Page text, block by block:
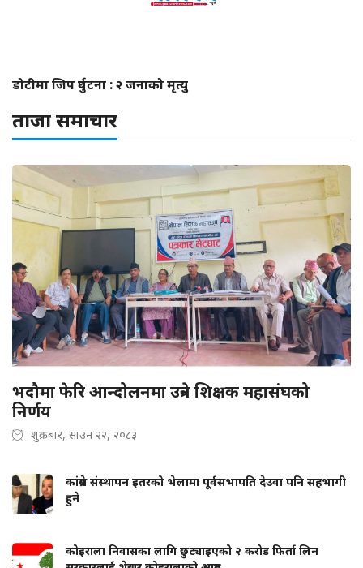
डोटीमा जिप दुर्घटना : २ जनाको मृत्यु
ताजा समाचार
भदौमा फेरि आन्दोलनमा उत्रने शिक्षक महासंघको
निर्णय
शुक्रबार, साउन २२, २०८३
कांग्रेस संस्थापन इतरको भेलामा पूर्वसभापति देउवा पनि सहभागी
हुने
कोइराला निवासका लागि छुट्याइएको २ करोड फिर्ता लिन